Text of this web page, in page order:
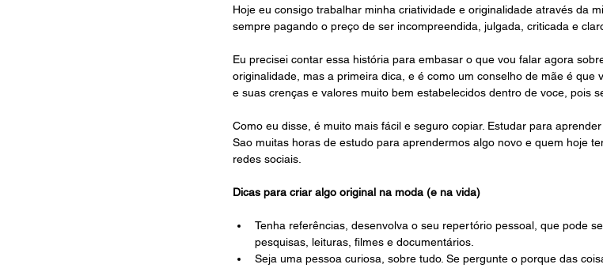
Hoje eu consigo trabalhar minha criatividade e originalidade através da
sempre pagando o preço de ser incompreendida, julgada, criticada e
Eu precisei contar essa história para embasar o que vou falar agora
originalidade, mas a primeira dica, e é como um conselho de mãe é que
e suas crenças e valores muito bem estabelecidos dentro de voce, pois
Como eu disse, é muito mais fácil e seguro copiar. Estudar para
Sao muitas horas de estudo para aprendermos algo novo e quem hoje
redes sociais.
Dicas para criar algo original na moda (e na vida)
Tenha referências, desenvolva o seu repertório pessoal, que pode
pesquisas, leituras, filmes e documentários.
Seja uma pessoa curiosa, sobre tudo. Se pergunte o porque das